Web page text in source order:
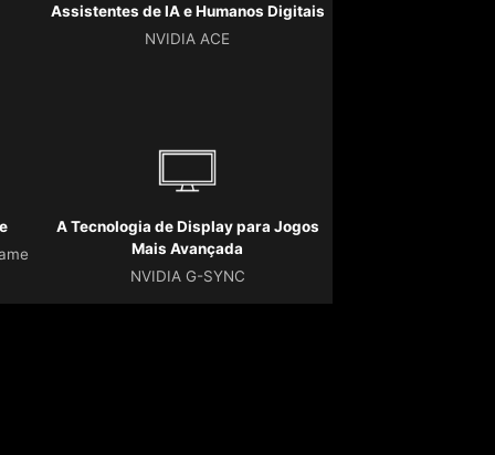
Assistentes de IA e Humanos Digitais
NVIDIA ACE
A Tecnologia de Display para Jogos
Mais Avançada
NVIDIA G-SYNC